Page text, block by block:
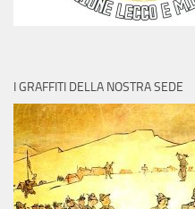
I GRAFFITI DELLA NOSTRA SEDE